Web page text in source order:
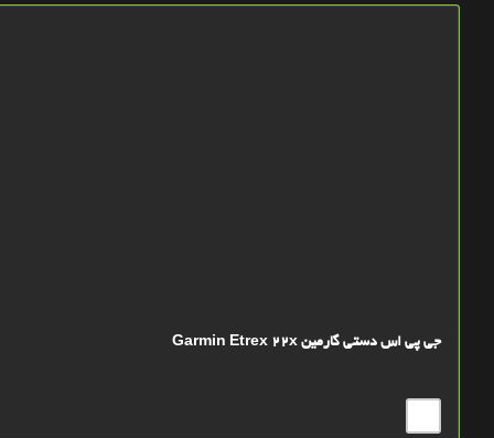
جی پی اس دستی گارمین Garmin Etrex 22x